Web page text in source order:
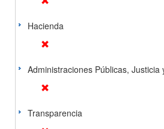
Hacienda
Administraciones Públicas, Justicia
Transparencia